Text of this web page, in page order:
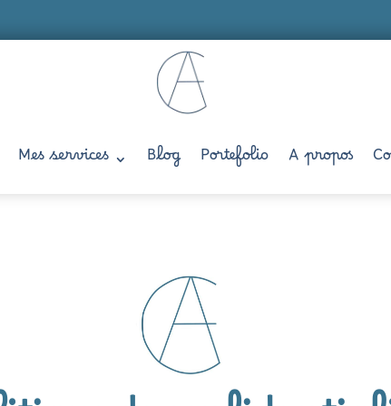
Mes services Blog Portefolio A propos